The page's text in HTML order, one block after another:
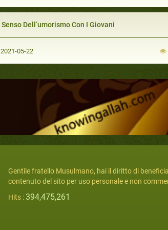
Senso Dell’umorismo Con I Giovani
2021-05-22
Gentile fratello Musulmano, hai il diritto di
contenuto del sito per uso personale e non
Hits : 394,475,261